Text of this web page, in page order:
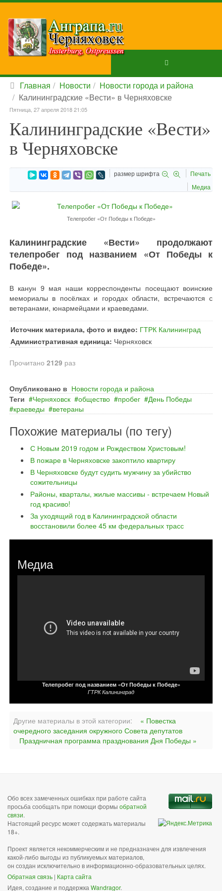
Главная Новости
Новости города и района
Калининградские «Вести» в Черняховске
Пятница, 27 апреля 2018 21:05
Калининградские «Вести»
в Черняховске
размер шрифта
Печать
Медиа
Телепробег «От Победы к Победе»
Калининградские «Вести» продолжают
телепробег под названием «От Победы к
Победе».
В канун 9 мая наши корреспонденты посещают воинские
мемориалы в посёлках и городах области, встречаются с
ветеранами, юнармейцами и краеведами.
Источник материала, фото и видео: ГТРК Калининград
Административная единица: Черняховск
Прочитано 2129 раз
Опубликовано в Новости города и района
Теги
Черняховск общество пробег
День Победы
краеведы
ветераны
Похожие материалы (по тегу)
С Новым 2019 годом и Рождеством Христовым!
В пожаре в Черняховске закоптило квартиру
В Черняховске будут судить мужчину за убийство
сожительницы
Районы, кварталы, жилые массивы - встречаем Новый
год красиво!
За уходящий год в Калининградской области
восстановили более 45 км федеральных трасс
Медиа
Телепробег под названием «От Победы к Победе»
ГТРК Калининград
Другие материалы в этой категории:
« Повестка
очередного заседания окружного Совета депутатов
Праздничная программа празднования Дня Победы »
Обо всех замеченных ошибках при работе сайта
просьба сообщать при помощи формы обратной
связи.
Настоящий ресурс может содержать материалы
18+.
Проект является некоммерческим и не предназначен для извлечения
какой-либо выгоды из публикуемых материалов,
он создан исключительно в информационно-образовательных целях.
Обратная связь | Карта сайта
Идея, создание и поддержка Wandragor.